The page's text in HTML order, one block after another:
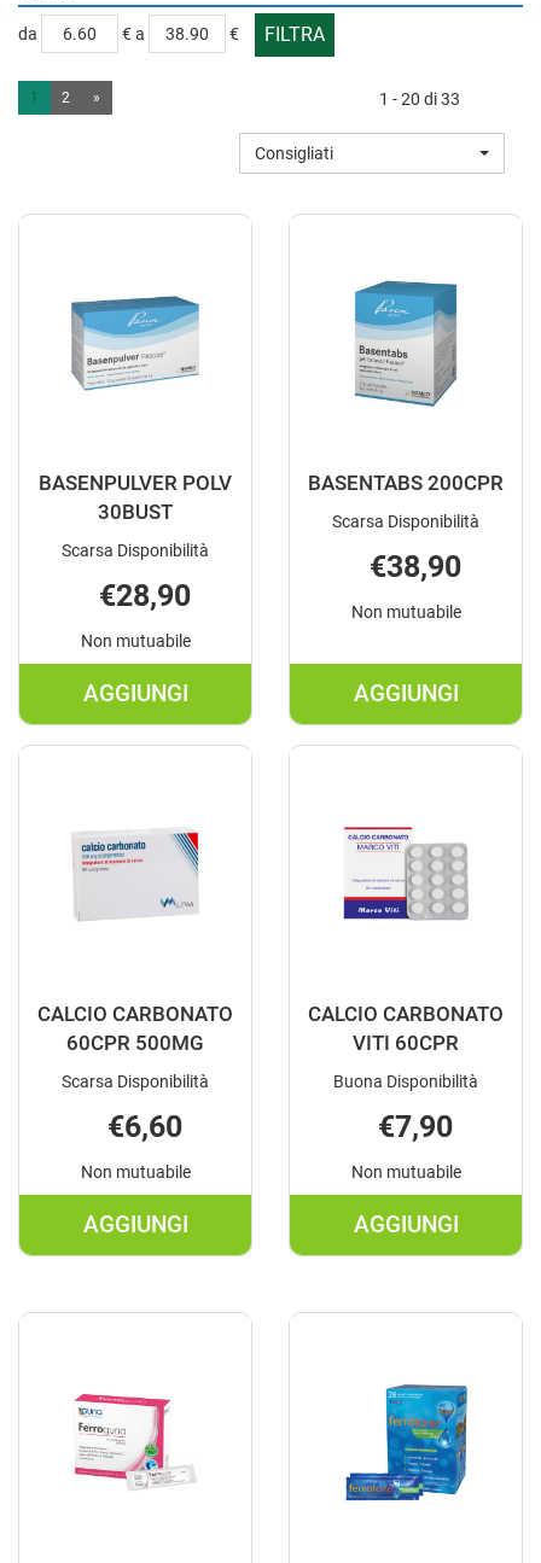
filtra
da €
filtra
a €
1 2 » 1 - 20 di 33
Consigliati
BASENPULVER POLV
30BUST
Scarsa Disponibilità
€28,90
Non mutuabile
AGGIUNGI
AGGIUNGI BASENPULVER
POLV
BASENTABS 200CPR
Scarsa Disponibilità
€38,90
Non mutuabile
AGGIUNGI
AGGIUNGI
200CPR AL
CALCIO CARBONATO
60CPR 500MG
Scarsa Disponibilità
€6,60
Non mutuabile
AGGIUNGI
AGGIUNGI CALCIO
60CPR
CALCIO CARBONATO
VITI 60CPR
Buona Disponibilità
€7,90
Non mutuabile
AGGIUNGI
AGGIUNGI
VITI